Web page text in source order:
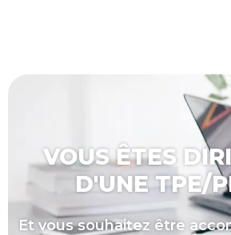
VOUS ÊTES
D'UNE TPE/
Et vous souhaitez être